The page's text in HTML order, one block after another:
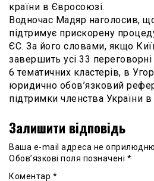
країни в Євросоюзі.
Водночас Мадяр наголосив,
підтримує прискорену
ЄС. За його словами, якщо
завершить усі 33 переговорні
6 тематичних кластерів, в
юридично обов’язковий
підтримки членства України
Залишити відповідь
Ваша e-mail адреса не
Обов’язкові поля позначені *
Коментар *